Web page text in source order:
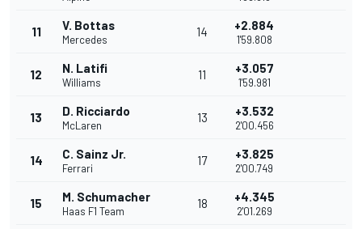
11 V. Bottas
Mercedes
14 +2.884
1'59.808
12 N. Latifi
Williams
11 +3.057
1'59.981
13 D. Ricciardo
McLaren
13 +3.532
2'00.456
14 C. Sainz Jr.
Ferrari
17 +3.825
2'00.749
15 M. Schumacher
Haas F1 Team
18 +4.345
2'01.269